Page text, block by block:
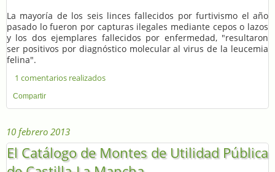
La mayoría de los seis linces fallecidos por furtivismo el año
pasado lo fueron por capturas ilegales mediante cepos o lazos
y los dos ejemplares fallecidos por enfermedad, "resultaron
ser positivos por diagnóstico molecular al virus de la leucemia
felina".
1 comentarios realizados
Compartir
10 febrero 2013
El Catálogo de Montes de Utilidad Pública